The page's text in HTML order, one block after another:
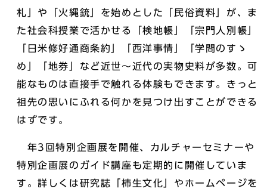
札」や「火縄銃」を始めとした「民俗資料」が、ま
た社会科授業で活かせる「検地帳」「宗門人別帳」
「日米修好通商条約」「西洋事情」「学問のすゝ
め」「地券」など近世～近代の実物史料が多数。可
能なものは直接手で触れる体験もできます。きっと
祖先の思いにふれる何かを見つけ出すことができる
はずです。
年3回特別企画展を開催、カルチャーセミナーや
特別企画展のガイド講座も定期的に開催していま
す。詳しくは研究誌「柿生文化」やホームページを